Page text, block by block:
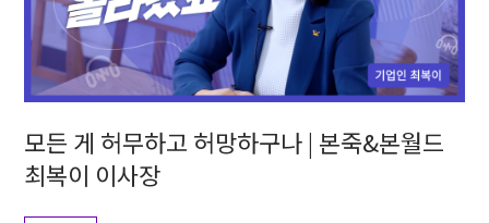
모든 게 허무하고 허망하구나 | 본죽&본월드
최복이 이사장